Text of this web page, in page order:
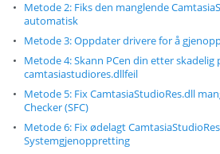
Metode 2: Fiks den manglende
automatisk
Metode 3: Oppdater drivere for å
Metode 4: Skann PCen din etter
camtasiastudiores.dllfeil
Metode 5: Fix CamtasiaStudioRes.dll
Checker (SFC)
Metode 6: Fix ødelagt
Systemgjenoppretting